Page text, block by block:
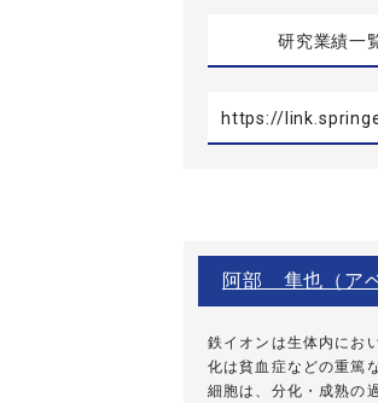
研究業績一
https://
阿部 隼也（ア
鉄イオンは生体内にお
化は貧血症などの重篤
細胞は、分化・成熟の